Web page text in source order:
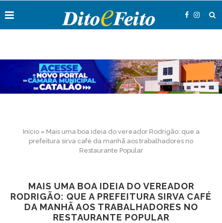
Início» Mais uma boa ideia do vereador Rodrigão: que a
prefeitura sirva café da manhã aos trabalhadores no
Restaurante Popular
MAIS UMA BOA IDEIA DO VEREADOR
RODRIGÃO: QUE A PREFEITURA SIRVA CAFÉ
DA MANHÃ AOS TRABALHADORES NO
RESTAURANTE POPULAR